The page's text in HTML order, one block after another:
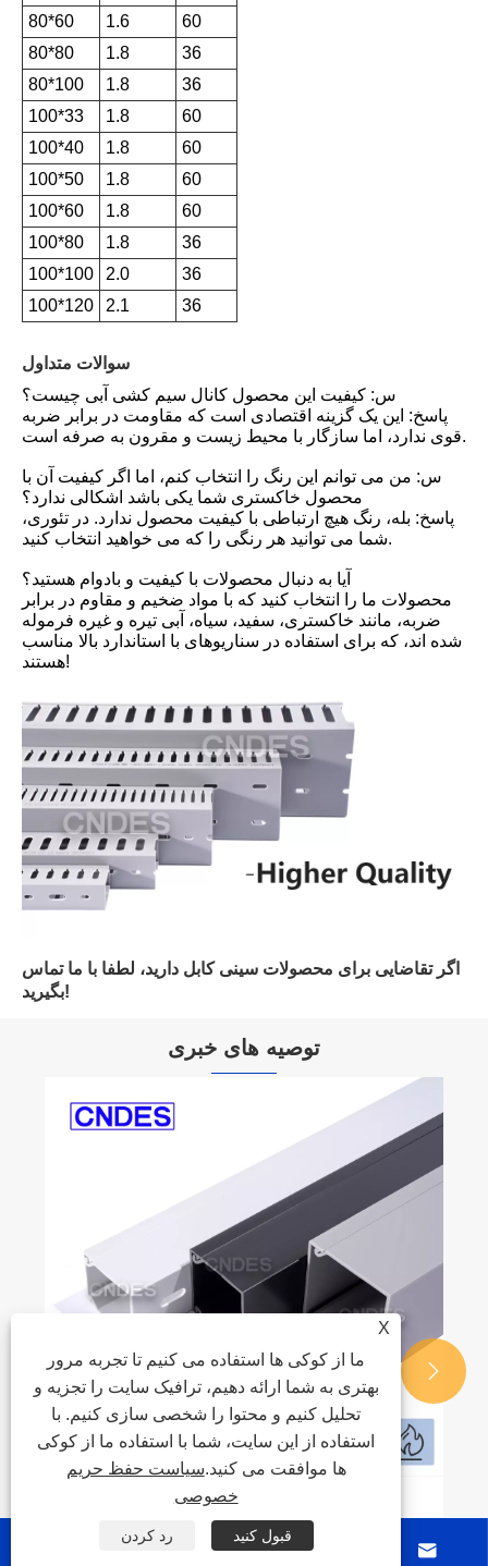
80*60
1.6
60
80*80
1.8
36
80*100
1.8
36
100*33
1.8
60
100*40
1.8
60
100*50
1.8
60
100*60
1.8
60
100*80
1.8
36
100*100
2.0
36
100*120
2.1 36
سوالات متداول
س: کیفیت این محصول کانال سیم کشی آبی چیست؟
پاسخ: این یک گزینه اقتصادی است که مقاومت در برابر ضربه
قوی ندارد، اما سازگار با محیط زیست و مقرون به صرفه است.
س: من می توانم این رنگ را انتخاب کنم، اما اگر کیفیت آن با
محصول خاکستری شما یکی باشد اشکالی ندارد؟
پاسخ: بله، رنگ هیچ ارتباطی با کیفیت محصول ندارد. در تئوری،
شما می توانید هر رنگی را که می خواهید انتخاب کنید.
آیا به دنبال محصولات با کیفیت و بادوام هستید؟
محصولات ما را انتخاب کنید که با مواد ضخیم و مقاوم در برابر
ضربه، مانند خاکستری، سفید، سیاه، آبی تیره و غیره فرموله
شده اند، که برای استفاده در سناریوهای با استاندارد بالا مناسب
هستند!
اگر تقاضایی برای محصولات سینی کابل دارید، لطفا با ما تماس
بگیرید!
توصیه های خبری
کانال کابلی کاملاً بسته چیست و چرا برای
سیستم های الکتریکی ایمن، سازمان یافته و با
 
  
X
ما از کوکی ها استفاده می کنیم تا تجربه مرور
بهتری به شما ارائه دهیم، ترافیک سایت را تجزیه و
تحلیل کنیم و محتوا را شخصی سازی کنیم. با
استفاده از این سایت، شما با استفاده ما از کوکی
ها موافقت می کنید.سیاست حفظ حریم
خصوصی
رد کردن قبول کنید